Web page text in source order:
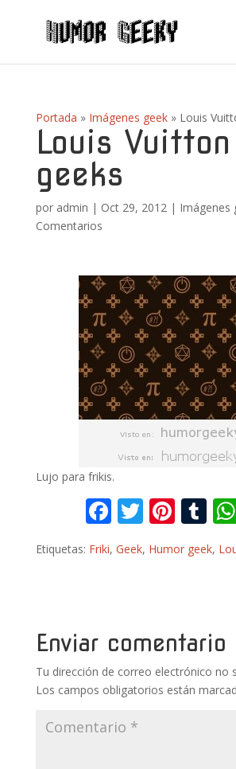
Portada » Imágenes geek» Louis
Louis
geeks
por admin | Oct 29, 2012| Imágenes
Comentarios
Lujo para frikis.
F
ac
e
o
k
T
w
itt
Pi
er
T
u
m
Etiquetas: Friki, Geek, Humor geek,
Enviar comentario
Tu dirección de correo electrónico no
Los campos obligatorios están